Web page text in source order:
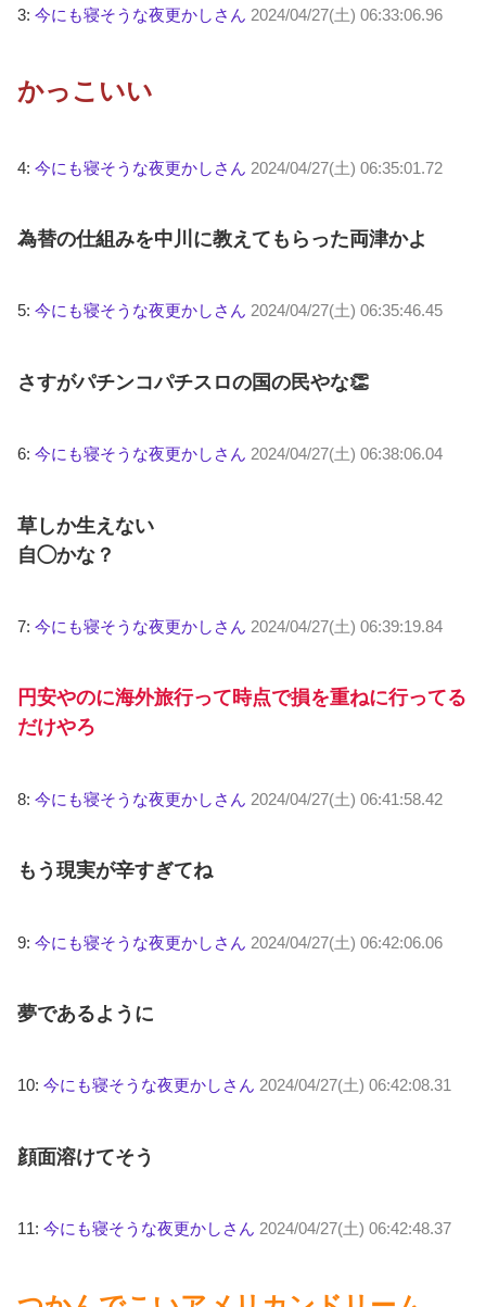
3: 今にも寝そうな夜更かしさん 2024/04/27(土) 06:33:06.96
かっこいい
4: 今にも寝そうな夜更かしさん 2024/04/27(土) 06:35:01.72
為替の仕組みを中川に教えてもらった両津かよ
5: 今にも寝そうな夜更かしさん 2024/04/27(土) 06:35:46.45
さすがパチンコパチスロの国の民やな👏
6: 今にも寝そうな夜更かしさん 2024/04/27(土) 06:38:06.04
草しか生えない
自◯かな？
7: 今にも寝そうな夜更かしさん 2024/04/27(土) 06:39:19.84
円安やのに海外旅行って時点で損を重ねに行ってる
だけやろ
8: 今にも寝そうな夜更かしさん 2024/04/27(土) 06:41:58.42
もう現実が辛すぎてね
9: 今にも寝そうな夜更かしさん 2024/04/27(土) 06:42:06.06
夢であるように
10: 今にも寝そうな夜更かしさん 2024/04/27(土) 06:42:08.31
顔面溶けてそう
11: 今にも寝そうな夜更かしさん 2024/04/27(土) 06:42:48.37